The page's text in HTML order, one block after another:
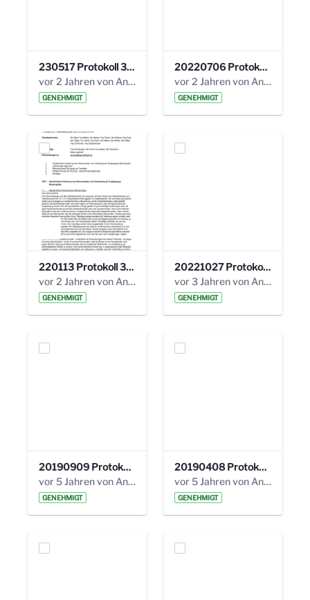
230517 Protokoll 35. Steuerungskreis.pdf
vor 2 Jahren von Anni Schlumberger
GENEHMIGT
20220706 Protokoll 33. Steuerungskreis.pdf
vor 2 Jahren von Anni Schlumberger
GENEHMIGT
220113 Protokoll 32. Steuerungskreis.pdf
vor 2 Jahren von Anni Schlumberger
GENEHMIGT
20221027 Protokoll 34. Steuerungskreis.pdf
vor 3 Jahren von Anni Schlumberger
GENEHMIGT
20190909 Protokoll 27. Steuerungskreis.pdf
vor 5 Jahren von Anni Schlumberger
GENEHMIGT
20190408 Protokoll 26. Steuerungskreis.pdf
vor 5 Jahren von Anni Schlumberger
GENEHMIGT